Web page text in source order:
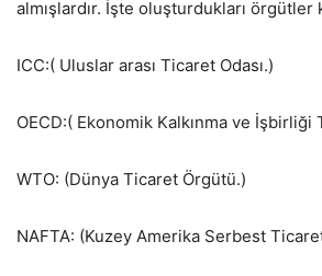
almışlardır. İşte oluşturdukları örgütler
ICC:( Uluslar arası Ticaret Odası.)
OECD:( Ekonomik Kalkınma ve İşbirliği
WTO: (Dünya Ticaret Örgütü.)
NAFTA: (Kuzey Amerika Serbest